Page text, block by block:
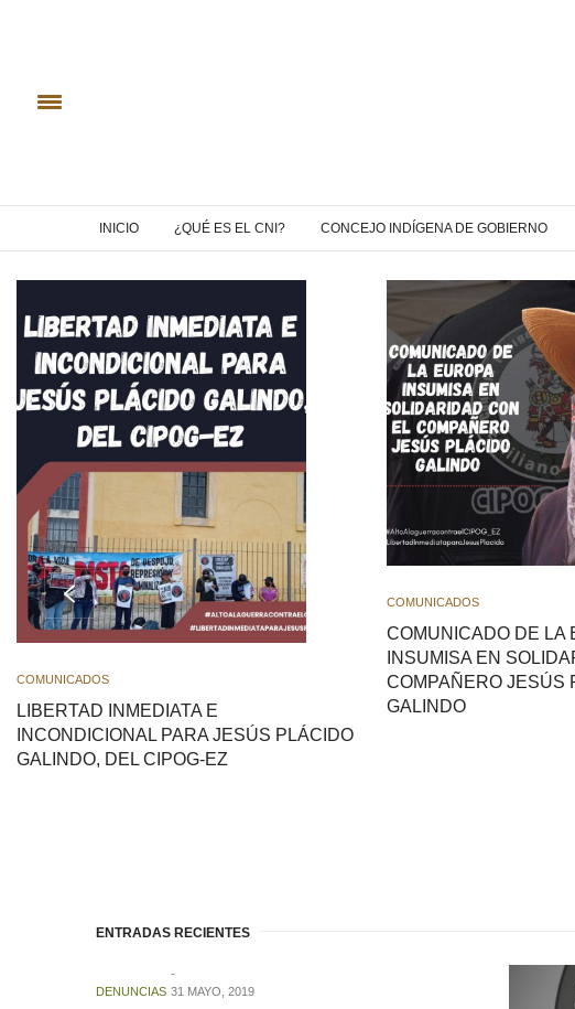
INICIO ¿QUÉ ES EL CNI? CONCEJO INDÍGENA DE GOBIERNO
COMUNICADOS
LIBERTAD INMEDIATA E
INCONDICIONAL PARA JESÚS PLÁCIDO
GALINDO, DEL CIPOG-EZ
COMUNICADOS
COMUNICADO DE LA
INSUMISA EN
COMPAÑERO JESÚS
GALINDO
ENTRADAS RECIENTES
DENUNCIAS 31 MAYO, 2019